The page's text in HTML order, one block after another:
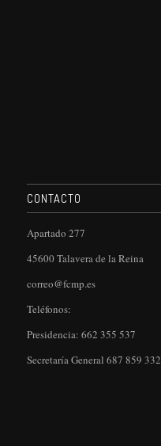
CONTACTO
Apartado 277
45600 Talavera de la Reina
correo@fcmp.es
Teléfonos:
Presidencia: 662 355 537
Secretaría General 687 859 332